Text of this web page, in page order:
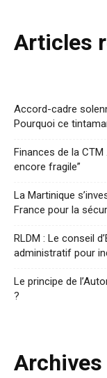
Articles
Accord-cadre
Pourquoi ce
Finances de la
encore fragile”
La Martinique
France pour la
RLDM : Le conseil
administratif pour
Le principe de
?
Archives